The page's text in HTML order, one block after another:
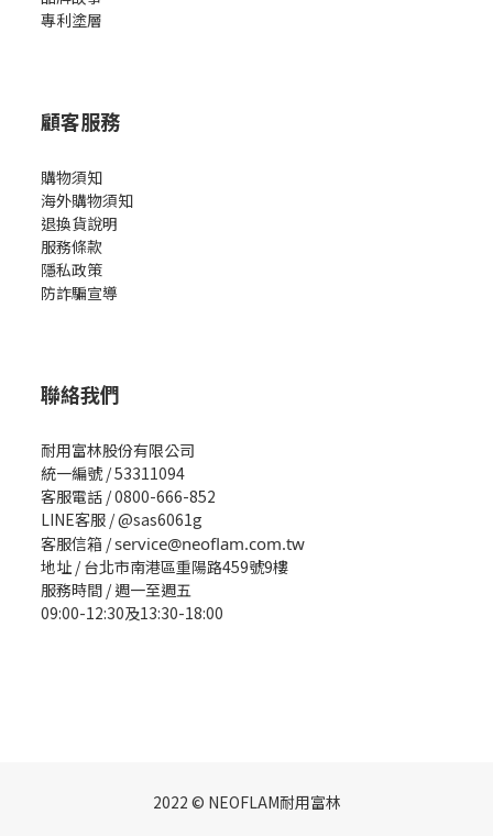
專利塗層
顧客服務
購物須知
海外購物須知
退換貨說明
服務條款
隱私政策
防詐騙宣導
聯絡我們
耐用富林股份有限公司
統一編號 / 53311094
客服電話 / 0800-666-852
LINE客服 / @sas6061g
客服信箱 /service@neoflam.com.tw
地址 / 台北市南港區重陽路459號9樓
服務時間 / 週一至週五
09:00-12:30及13:30-18:00
2022 © NEOFLAM耐用富林